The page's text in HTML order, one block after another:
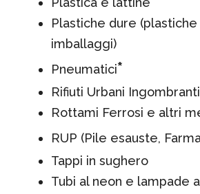
Plastiche dure (plastiche
imballaggi)
Pneumatici*
Rifiuti Urbani Ingombranti
Rottami Ferrosi e altri
RUP (Pile esauste,
Tappi in sughero
Tubi al neon e lampade